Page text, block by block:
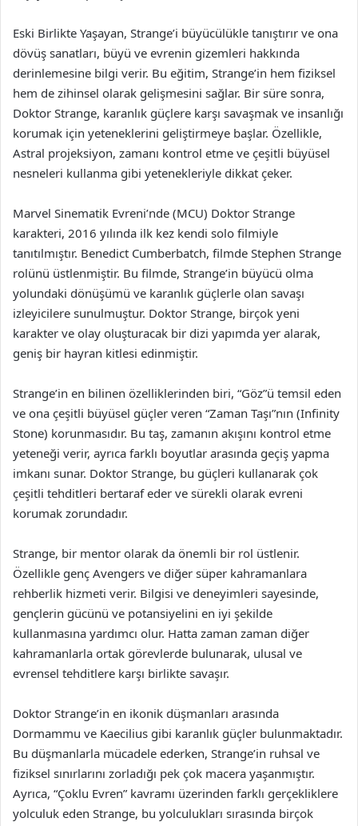
Eski Birlikte Yaşayan, Strange’i büyücülükle tanıştırır ve ona
dövüş sanatları, büyü ve evrenin gizemleri hakkında
derinlemesine bilgi verir. Bu eğitim, Strange’in hem fiziksel
hem de zihinsel olarak gelişmesini sağlar. Bir süre sonra,
Doktor Strange, karanlık güçlere karşı savaşmak ve insanlığı
korumak için yeteneklerini geliştirmeye başlar. Özellikle,
Astral projeksiyon, zamanı kontrol etme ve çeşitli büyüsel
nesneleri kullanma gibi yetenekleriyle dikkat çeker.
Marvel Sinematik Evreni’nde (MCU) Doktor Strange
karakteri, 2016 yılında ilk kez kendi solo filmiyle
tanıtılmıştır. Benedict Cumberbatch, filmde Stephen Strange
rolünü üstlenmiştir. Bu filmde, Strange’in büyücü olma
yolundaki dönüşümü ve karanlık güçlerle olan savaşı
izleyicilere sunulmuştur. Doktor Strange, birçok yeni
karakter ve olay oluşturacak bir dizi yapımda yer alarak,
geniş bir hayran kitlesi edinmiştir.
Strange’in en bilinen özelliklerinden biri, “Göz”ü temsil eden
ve ona çeşitli büyüsel güçler veren “Zaman Taşı”nın (Infinity
Stone) korunmasıdır. Bu taş, zamanın akışını kontrol etme
yeteneği verir, ayrıca farklı boyutlar arasında geçiş yapma
imkanı sunar. Doktor Strange, bu güçleri kullanarak çok
çeşitli tehditleri bertaraf eder ve sürekli olarak evreni
korumak zorundadır.
Strange, bir mentor olarak da önemli bir rol üstlenir.
Özellikle genç Avengers ve diğer süper kahramanlara
rehberlik hizmeti verir. Bilgisi ve deneyimleri sayesinde,
gençlerin gücünü ve potansiyelini en iyi şekilde
kullanmasına yardımcı olur. Hatta zaman zaman diğer
kahramanlarla ortak görevlerde bulunarak, ulusal ve
evrensel tehditlere karşı birlikte savaşır.
Doktor Strange’in en ikonik düşmanları arasında
Dormammu ve Kaecilius gibi karanlık güçler bulunmaktadır.
Bu düşmanlarla mücadele ederken, Strange’in ruhsal ve
fiziksel sınırlarını zorladığı pek çok macera yaşanmıştır.
Ayrıca, “Çoklu Evren” kavramı üzerinden farklı gerçekliklere
yolculuk eden Strange, bu yolculukları sırasında birçok